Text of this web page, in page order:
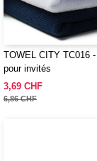
TOWEL CITY TC016
pour invités
3,69 CHF
6,86 CHF